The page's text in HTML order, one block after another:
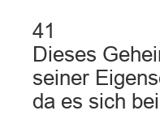
41
Dieses
seiner
da es sich